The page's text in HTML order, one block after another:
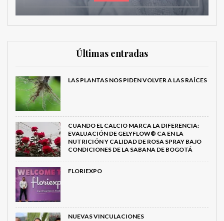
Últimas entradas
LAS PLANTAS NOS PIDEN VOLVER A LAS RAÍCES
CUANDO EL CALCIO MARCA LA DIFERENCIA:
EVALUACIÓN DE GELYFLOW® CA EN LA
NUTRICIÓN Y CALIDAD DE ROSA SPRAY BAJO
CONDICIONES DE LA SABANA DE BOGOTÁ
FLORIEXPO
NUEVAS VINCULACIONES